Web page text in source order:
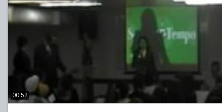
00:52